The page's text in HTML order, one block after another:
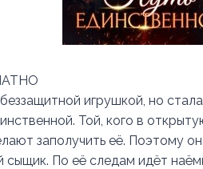
игрушкой, но
Той, кого в
заполучить её. Поэтому
сыщик. По её следам идёт